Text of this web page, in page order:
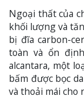
Ngoại thất của
khối lượng và
bị đĩa carbon-
toàn và ổn
alcantara, một
bấm được bọc
và thoải mái cho